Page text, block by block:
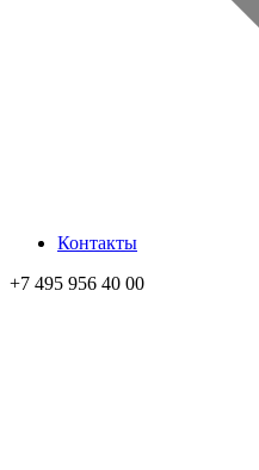
Контакты
+7 495 956 40 00